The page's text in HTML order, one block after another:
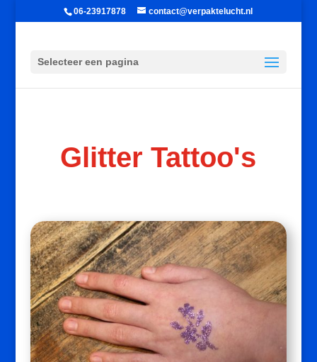
06-23917878 contact@verpaktelucht.nl
Selecteer een pagina
Glitter Tattoo's